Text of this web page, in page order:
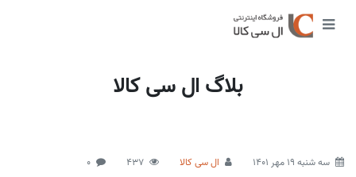
بلاگ ال سی کالا
سه شنبه 19 مهر 1401 ال سی کالا 437
0